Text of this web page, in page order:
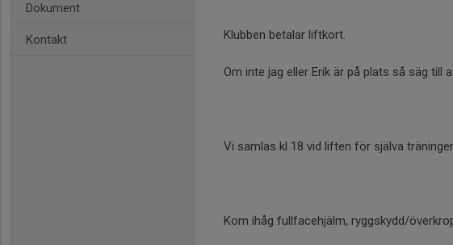
Dokument
Kontakt Klubben betalar liftkort.
Om inte jag eller Erik är på plats så säg till
Vi samlas kl 18 vid liften för själva
Kom ihåg fullfacehjälm, ryggskydd/